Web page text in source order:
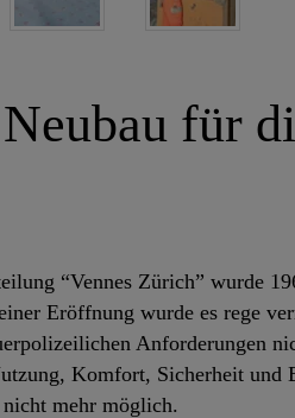
für
“Vennes Zürich” wurde
Eröffnung wurde es rege
Anforderungen
Komfort, Sicherheit und
nicht mehr möglich.